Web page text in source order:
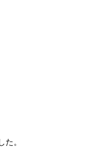
た。